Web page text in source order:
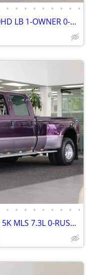
• • • • • • • • •
2003 CHEVROLET SILVERADO 2500HD LB 1-OWNER 0-RUST 8.1L 2004 2005 2006
• • • • • • • • •
1999 FORD F350 4X4 ROLL A LONG 5K MLS 7.3L 0-RUST F-350 2000 2001 2002